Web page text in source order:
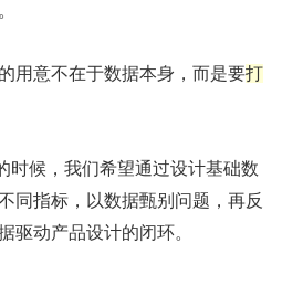
用意不在于数据本身，而是要打
时候，我们希望通过设计基础数
同指标，以数据甄别问题，再反
驱动产品设计的闭环。